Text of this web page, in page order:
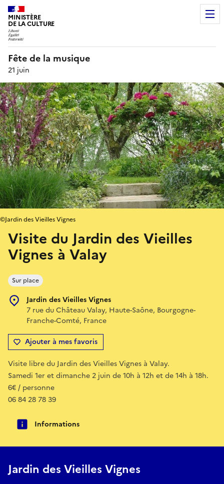
MINISTÈRE
DE LA CULTURE
Fête de la musique
21 juin
Visite du Jardin des Vieilles
Vignes à Valay
Sur place
Jardin des Vieilles Vignes
7 rue du Château Valay, Haute-Saône, Bourgogne-
Franche-Comté, France
Ajouter à mes favoris
©Jardin des Vieilles Vignes
Visite libre du Jardin des Vieilles Vignes à Valay.
Samedi 1er et dimanche 2 juin de 10h à 12h et de 14h à 18h.
6€ / personne
06 84 28 78 39
Informations
Jardin des Vieilles Vignes